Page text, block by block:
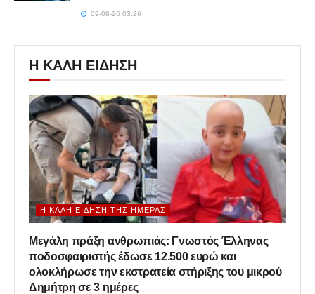
09-08-26 03:26
Η ΚΑΛΗ ΕΙΔΗΣΗ
Η ΚΑΛΉ ΕΊΔΗΣΗ ΤΗΣ ΗΜΈΡΑΣ
Μεγάλη πράξη ανθρωπιάς: Γνωστός Έλληνας
ποδοσφαιριστής έδωσε 12.500 ευρώ και
ολοκλήρωσε την εκστρατεία στήριξης του μικρού
Δημήτρη σε 3 ημέρες